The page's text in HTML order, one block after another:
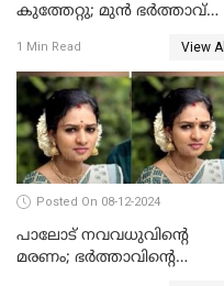
കുത്തേറ്റു; മുൻ ഭർത്താവ്
1 Min Read View All
Posted On 08-12-2024
പാലോട് നവവധുവിന്റെ
മരണം; ഭര്‍ത്താവിന്റെ